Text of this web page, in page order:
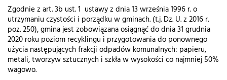
Zgodnie z art. 3b ust. 1 ustawy z dnia 13 września 1996 r. o
utrzymaniu czystości i porządku w gminach. (t.j. Dz. U. z 2016 r.
poz. 250), gmina jest zobowiązana osiągnąć do dnia 31 grudnia
2020 roku poziom recyklingu i przygotowania do ponownego
użycia następujących frakcji odpadów komunalnych: papieru,
metali, tworzyw sztucznych i szkła w wysokości co najmniej 50%
wagowo.